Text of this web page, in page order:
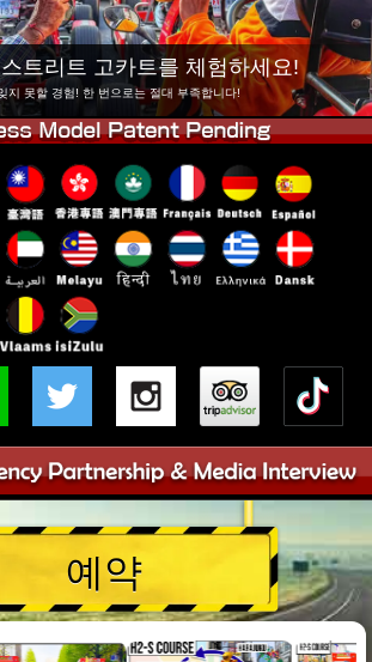
넥스 도쿄 베이
사 오사카
트리트 고카트를 체험하세요!
지 못할 경험! 한 번으로는 절대 부족합니다!
예약